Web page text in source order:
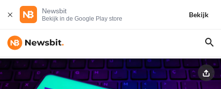
Newsbit
Bekijk in de Google Play store
Bekijk